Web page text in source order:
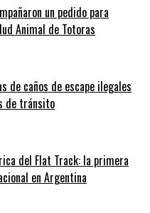
un pedido para
Animal de Totoras
de caños de escape ilegales
de tránsito
del Flat Track: la primera
en Argentina